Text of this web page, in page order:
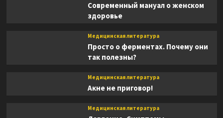
Современный мануал о женском
здоровье
Медицинская литература
Просто о ферментах. Почему они
так полезны?
Медицинская литература
Акне не приговор!
Медицинская литература